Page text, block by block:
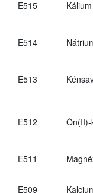
E515
E514
E513
E512 Ón(II)-
E511
E509